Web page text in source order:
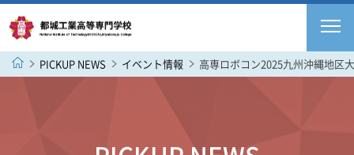
PICKUP NEWS イベント情報 高専ロボコン2025九州沖縄地区